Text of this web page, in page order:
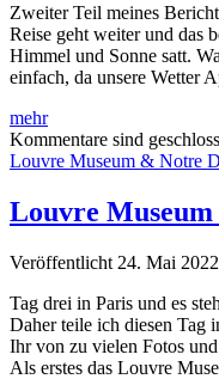
Zweiter Teil meines
Reise geht weiter und das
Himmel und Sonne satt.
einfach, da unsere Wetter
mehrBesuch
im
Panthéon
Saint-
Kommentare sind
Louvre Museum & Notre
Louvre
Veröffentlicht 24. Mai 2022
Tag drei in Paris und es
Daher teile ich diesen Tag
Ihr von zu vielen Fotos
Als erstes das Louvre